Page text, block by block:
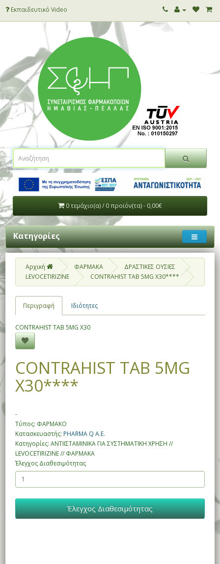
Εκπαιδευτικό Video
0 τεμάχιο(α) / 0 προϊόν(τα) - 0,00€
Κατηγορίες
Αρχική ΦΑΡΜΑΚΑ
ΔΡΑΣΤΙΚΕΣ ΟΥΣΙΕΣ
LEVOCETIRIZINE
CONTRAHIST TAB 5MG X30****
Περιγραφή Ιδιότητες
CONTRAHIST TAB 5MG X30
CONTRAHIST TAB 5MG
X30****
-
Τύπος: ΦΑΡΜΑΚΟ
Κατασκευαστής: PHARMA Q Α.Ε.
Κατηγορίες: ΑΝΤΙΙΣΤΑΜΙΝΙΚΑ ΓΙΑ ΣΥΣΤΗΜΑΤΙΚΗ ΧΡΗΣΗ //
LEVOCETIRIZINE // ΦΑΡΜΑΚΑ
Έλεγχος Διαθεσιμότητας
Έλεγχος Διαθεσιμότητας